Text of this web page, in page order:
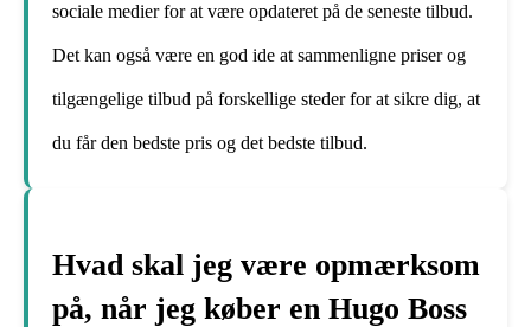
sociale medier for at være opdateret på de seneste tilbud.
Det kan også være en god ide at sammenligne priser og
tilgængelige tilbud på forskellige steder for at sikre dig, at
du får den bedste pris og det bedste tilbud.
Hvad skal jeg være opmærksom
på, når jeg køber en Hugo Boss